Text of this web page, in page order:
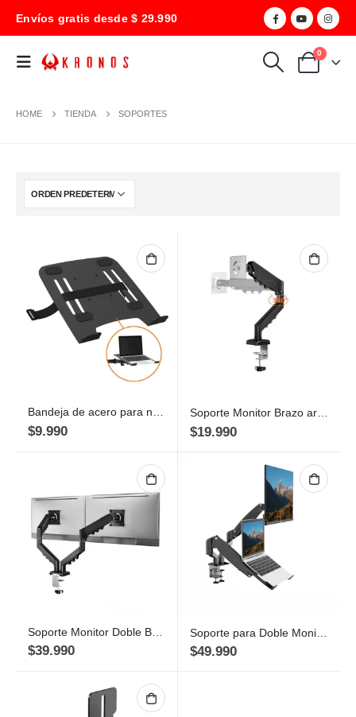
Envíos gratis desde $ 29.990
0
HOME TIENDA SOPORTES
Bandeja de acero para notebook, accesorio de soporte monitor
$9.990
Soporte Monitor Brazo articulado GS-N01 13″ a 32″ 8Kg Vesa
$19.990
$39.990 $49.990